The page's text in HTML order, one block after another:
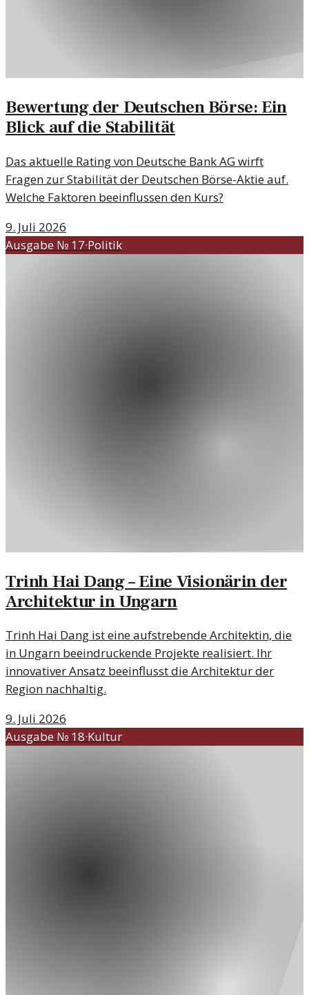
Bewertung der Deutschen Börse: Ein
Blick auf die Stabilität
Das aktuelle Rating von Deutsche Bank AG wirft
Fragen zur Stabilität der Deutschen Börse-Aktie auf.
Welche Faktoren beeinflussen den Kurs?
9. Juli 2026
Ausgabe № 17·Politik
Trinh Hai Dang – Eine Visionärin der
Architektur in Ungarn
Trinh Hai Dang ist eine aufstrebende Architektin, die
in Ungarn beeindruckende Projekte realisiert. Ihr
innovativer Ansatz beeinflusst die Architektur der
Region nachhaltig.
9. Juli 2026
Ausgabe № 18·Kultur